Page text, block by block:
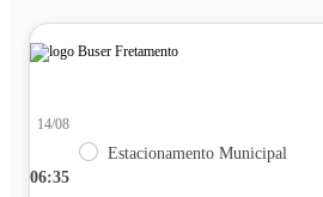
06:35
14/08
Estacionamento Municipal